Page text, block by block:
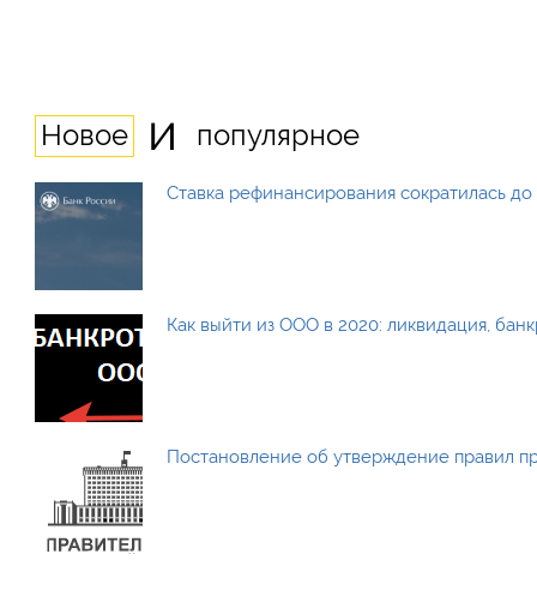
Новое и популярное
Ставка рефинансирования сократилась
Как выйти из ООО в 2020: ликвидация,
Постановление об утверждение правил